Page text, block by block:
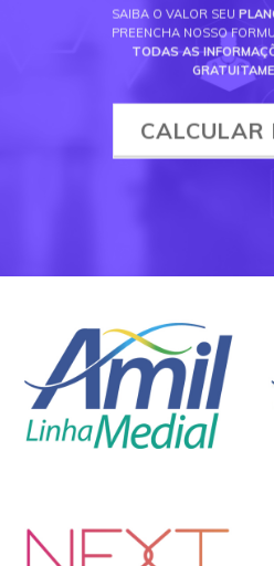
SAIBA O VALOR SEU
PREENCHA NOSSO
TODAS AS
CALCULAR